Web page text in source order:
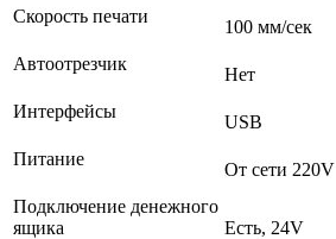
Скорость печати
100 мм/сек
Автоотрезчик
Нет
Интерфейсы
USB
Питание
От сети 220V
Подключение денежного
ящика
Есть, 24V